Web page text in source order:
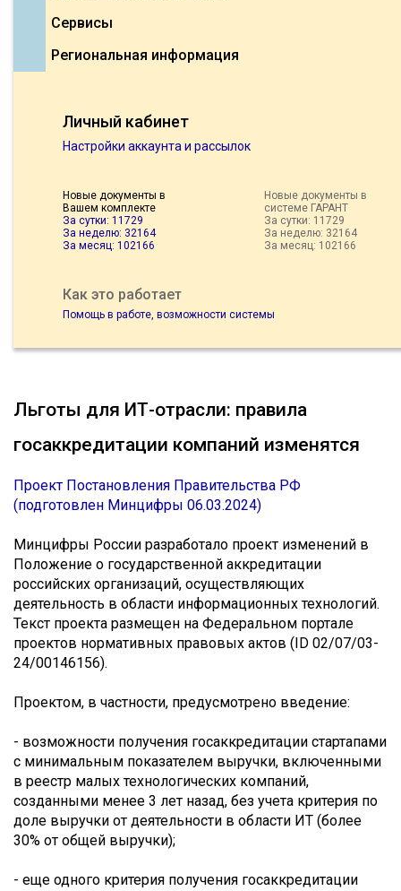
Сервисы
Региональная информация
Личный кабинет
Настройки аккаунта и рассылок
Новые документы в
Вашем комплекте
За сутки: 11729
За неделю: 32164
За месяц: 102166
Новые документы в
системе ГАРАНТ
За сутки: 11729
За неделю: 32164
За месяц: 102166
Как это работает
Помощь в работе, возможности системы
Льготы для ИТ-отрасли: правила
госаккредитации компаний изменятся
Проект Постановления Правительства РФ
(подготовлен Минцифры 06.03.2024)
Минцифры России разработало проект изменений в
Положение о государственной аккредитации
российских организаций, осуществляющих
деятельность в области информационных технологий.
Текст проекта размещен на Федеральном портале
проектов нормативных правовых актов (ID 02/07/03-
24/00146156).
Проектом, в частности, предусмотрено введение:
- возможности получения госаккредитации стартапами
с минимальным показателем выручки, включенными
в реестр малых технологических компаний,
созданными менее 3 лет назад, без учета критерия по
доле выручки от деятельности в области ИТ (более
30% от общей выручки);
- еще одного критерия получения госаккредитации